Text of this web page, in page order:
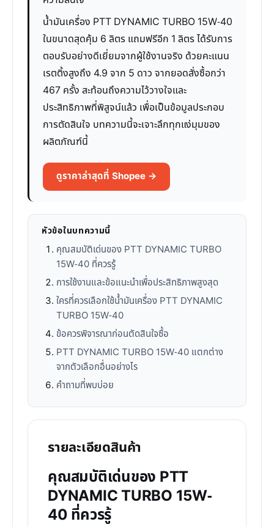
น้ำมันเครื่อง PTT DYNAMIC TURBO 15W-40
ในขนาดสุดคุ้ม 6 ลิตร แถมฟรีอีก 1 ลิตร ได้รับการ
ตอบรับอย่างดีเยี่ยมจากผู้ใช้งานจริง ด้วยคะแนน
เรตติ้งสูงถึง 4.9 จาก 5 ดาว จากยอดสั่งซื้อกว่า
467 ครั้ง สะท้อนถึงความไว้วางใจและ
ประสิทธิภาพที่พิสูจน์แล้ว เพื่อเป็นข้อมูลประกอบ
การตัดสินใจ บทความนี้จะเจาะลึกทุกแง่มุมของ
ผลิตภัณฑ์นี้
ดูราคาล่าสุดที่ Shopee →
หัวข้อในบทความนี้
คุณสมบัติเด่นของ PTT DYNAMIC TURBO
15W-40 ที่ควรรู้
การใช้งานและข้อแนะนำเพื่อประสิทธิภาพสูงสุด
ใครที่ควรเลือกใช้น้ำมันเครื่อง PTT DYNAMIC
TURBO 15W-40
ข้อควรพิจารณาก่อนตัดสินใจซื้อ
PTT DYNAMIC TURBO 15W-40 แตกต่าง
จากตัวเลือกอื่นอย่างไร
คำถามที่พบบ่อย
รายละเอียดสินค้า
คุณสมบัติเด่นของ PTT
DYNAMIC TURBO 15W-
40 ที่ควรรู้